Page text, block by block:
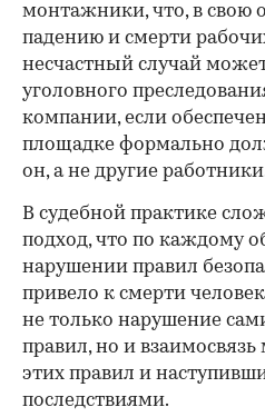
монтажники, что, в свою
падению и смерти
несчастный случай
уголовного
компании, если
площадке формально
он, а не другие
В судебной практике
подход, что по каждому
нарушении правил
привело к смерти
не только нарушение
правил, но и
этих правил и
последствиями.